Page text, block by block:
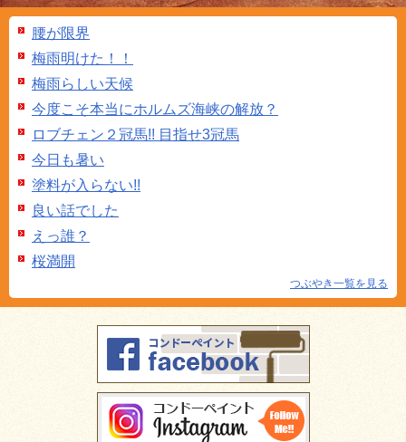
腰が限界
梅雨明けた！！
梅雨らしい天候
今度こそ本当にホルムズ海峡の解放？
ロブチェン２冠馬!! 目指せ3冠馬
今日も暑い
塗料が入らない!!
良い話でした
えっ誰？
桜満開
つぶやき一覧を見る